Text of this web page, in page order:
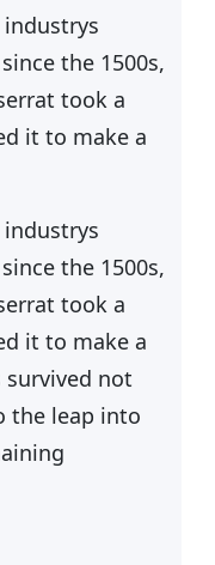
the 1500s,
took a
it to make a
the 1500s,
took a
it to make a
not
the leap into